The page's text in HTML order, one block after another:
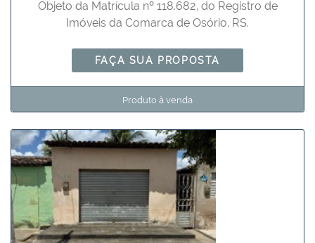
Objeto da Matrícula nº 118.682, do Registro de
Imóveis da Comarca de Osório, RS.
FAÇA SUA PROPOSTA
Produto à venda